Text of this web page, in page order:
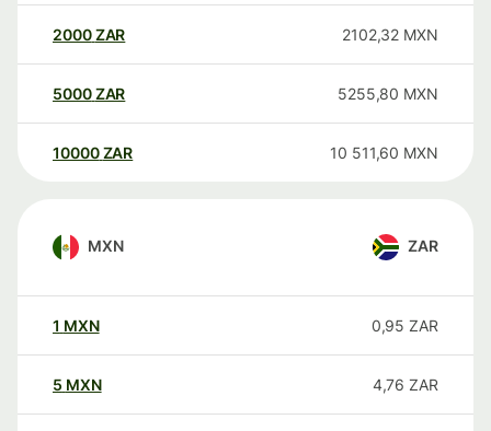
2000ZAR 2102,32 MXN
5000ZAR 5255,80 MXN
10000 ZAR 10 511,60 MXN
MXN ZAR
1 MXN 0,95 ZAR
5 MXN 4,76 ZAR